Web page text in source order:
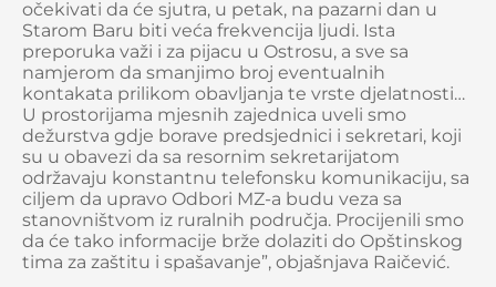
očekivati da će sjutra, u petak, na pazarni dan u
Starom Baru biti veća frekvencija ljudi. Ista
preporuka važi i za pijacu u Ostrosu, a sve sa
namjerom da smanjimo broj eventualnih
kontakata prilikom obavljanja te vrste djelatnosti…
U prostorijama mjesnih zajednica uveli smo
dežurstva gdje borave predsjednici i sekretari, koji
su u obavezi da sa resornim sekretarijatom
održavaju konstantnu telefonsku komunikaciju, sa
ciljem da upravo Odbori MZ-a budu veza sa
stanovništvom iz ruralnih područja. Procijenili smo
da će tako informacije brže dolaziti do Opštinskog
tima za zaštitu i spašavanje”, objašnjava Raičević.